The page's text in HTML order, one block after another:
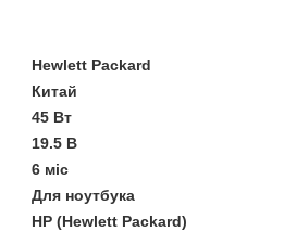
Hewlett Packard
Китай
45 Вт
19.5 В
6 міс
Для ноутбука
HP (Hewlett Packard)